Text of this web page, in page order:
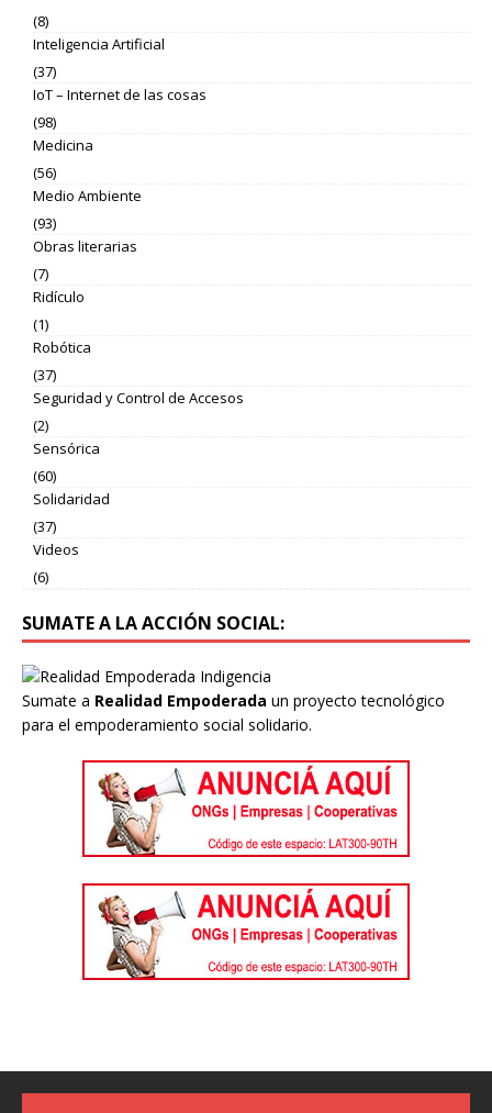
(8)
Inteligencia Artificial
(37)
IoT – Internet de las cosas
(98)
Medicina
(56)
Medio Ambiente
(93)
Obras literarias
(7)
Ridículo
(1)
Robótica
(37)
Seguridad y Control de Accesos
(2)
Sensórica
(60)
Solidaridad
(37)
Videos
(6)
SUMATE A LA ACCIÓN SOCIAL:
Sumate a Realidad Empoderada un proyecto tecnológico
para el empoderamiento social solidario.